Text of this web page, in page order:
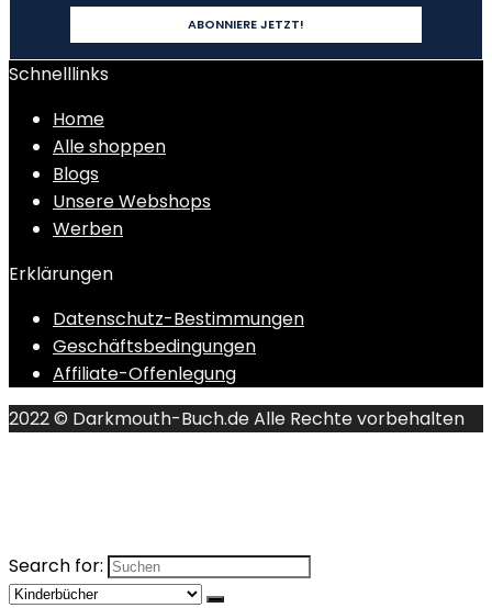
Schnelllinks
Home
Alle shoppen
Blogs
Unsere Webshops
Werben
Erklärungen
Datenschutz-Bestimmungen
Geschäftsbedingungen
Affiliate-Offenlegung
2022 © Darkmouth-Buch.de Alle Rechte vorbehalten
Search for: